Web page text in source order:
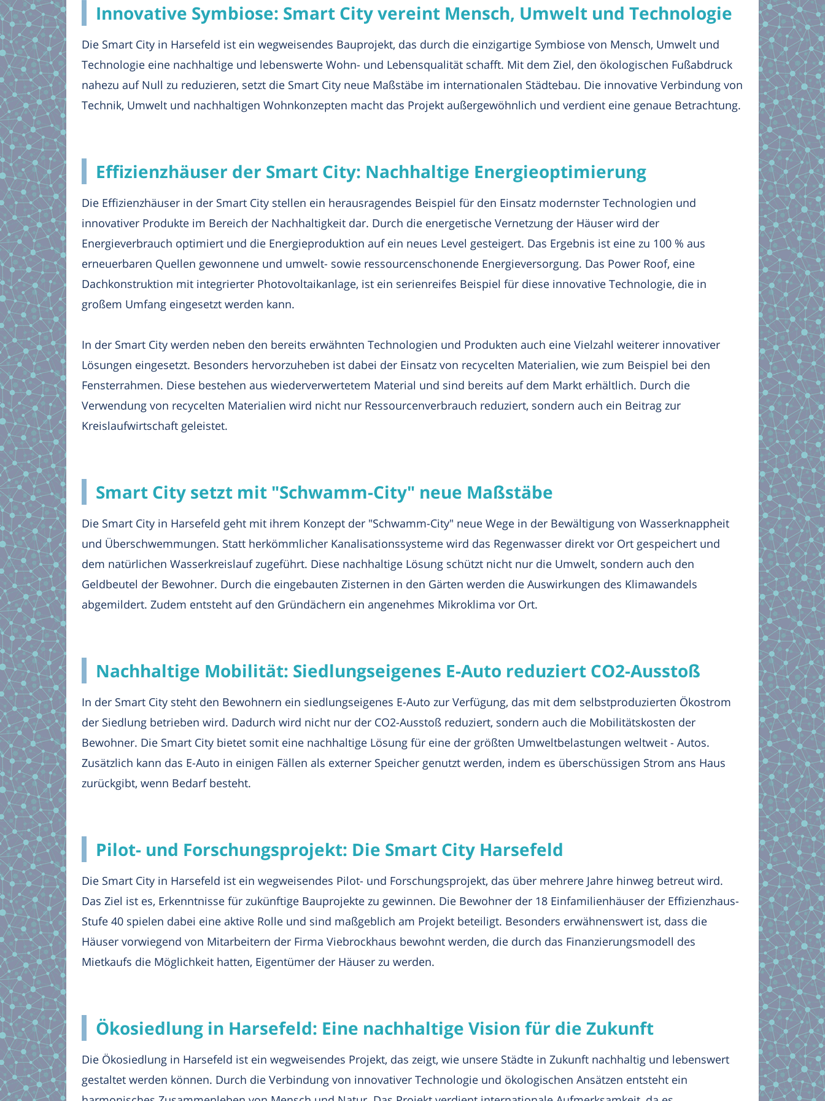
Innovative Symbiose: Smart City vereint Mensch, Umwelt und Technologie
Die Smart City in Harsefeld ist ein wegweisendes Bauprojekt, das durch die einzigartige Symbiose von Mensch, Umwelt und
Technologie eine nachhaltige und lebenswerte Wohn- und Lebensqualität schafft. Mit dem Ziel, den ökologischen Fußabdruck
nahezu auf Null zu reduzieren, setzt die Smart City neue Maßstäbe im internationalen Städtebau. Die innovative Verbindung von
Technik, Umwelt und nachhaltigen Wohnkonzepten macht das Projekt außergewöhnlich und verdient eine genaue Betrachtung.
Effizienzhäuser der Smart City: Nachhaltige Energieoptimierung
Die Effizienzhäuser in der Smart City stellen ein herausragendes Beispiel für den Einsatz modernster Technologien und
innovativer Produkte im Bereich der Nachhaltigkeit dar. Durch die energetische Vernetzung der Häuser wird der
Energieverbrauch optimiert und die Energieproduktion auf ein neues Level gesteigert. Das Ergebnis ist eine zu 100 % aus
erneuerbaren Quellen gewonnene und umwelt- sowie ressourcenschonende Energieversorgung. Das Power Roof, eine
Dachkonstruktion mit integrierter Photovoltaikanlage, ist ein serienreifes Beispiel für diese innovative Technologie, die in
großem Umfang eingesetzt werden kann.
In der Smart City werden neben den bereits erwähnten Technologien und Produkten auch eine Vielzahl weiterer innovativer
Lösungen eingesetzt. Besonders hervorzuheben ist dabei der Einsatz von recycelten Materialien, wie zum Beispiel bei den
Fensterrahmen. Diese bestehen aus wiederverwertetem Material und sind bereits auf dem Markt erhältlich. Durch die
Verwendung von recycelten Materialien wird nicht nur Ressourcenverbrauch reduziert, sondern auch ein Beitrag zur
Kreislaufwirtschaft geleistet.
Smart City setzt mit "Schwamm-City" neue Maßstäbe
Die Smart City in Harsefeld geht mit ihrem Konzept der "Schwamm-City" neue Wege in der Bewältigung von Wasserknappheit
und Überschwemmungen. Statt herkömmlicher Kanalisationssysteme wird das Regenwasser direkt vor Ort gespeichert und
dem natürlichen Wasserkreislauf zugeführt. Diese nachhaltige Lösung schützt nicht nur die Umwelt, sondern auch den
Geldbeutel der Bewohner. Durch die eingebauten Zisternen in den Gärten werden die Auswirkungen des Klimawandels
abgemildert. Zudem entsteht auf den Gründächern ein angenehmes Mikroklima vor Ort.
Nachhaltige Mobilität: Siedlungseigenes E-Auto reduziert CO2-Ausstoß
In der Smart City steht den Bewohnern ein siedlungseigenes E-Auto zur Verfügung, das mit dem selbstproduzierten Ökostrom
der Siedlung betrieben wird. Dadurch wird nicht nur der CO2-Ausstoß reduziert, sondern auch die Mobilitätskosten der
Bewohner. Die Smart City bietet somit eine nachhaltige Lösung für eine der größten Umweltbelastungen weltweit - Autos.
Zusätzlich kann das E-Auto in einigen Fällen als externer Speicher genutzt werden, indem es überschüssigen Strom ans Haus
zurückgibt, wenn Bedarf besteht.
Pilot- und Forschungsprojekt: Die Smart City Harsefeld
Die Smart City in Harsefeld ist ein wegweisendes Pilot- und Forschungsprojekt, das über mehrere Jahre hinweg betreut wird.
Das Ziel ist es, Erkenntnisse für zukünftige Bauprojekte zu gewinnen. Die Bewohner der 18 Einfamilienhäuser der Effizienzhaus-
Stufe 40 spielen dabei eine aktive Rolle und sind maßgeblich am Projekt beteiligt. Besonders erwähnenswert ist, dass die
Häuser vorwiegend von Mitarbeitern der Firma Viebrockhaus bewohnt werden, die durch das Finanzierungsmodell des
Mietkaufs die Möglichkeit hatten, Eigentümer der Häuser zu werden.
Ökosiedlung in Harsefeld: Eine nachhaltige Vision für die Zukunft
Die Ökosiedlung in Harsefeld ist ein wegweisendes Projekt, das zeigt, wie unsere Städte in Zukunft nachhaltig und lebenswert
gestaltet werden können. Durch die Verbindung von innovativer Technologie und ökologischen Ansätzen entsteht ein